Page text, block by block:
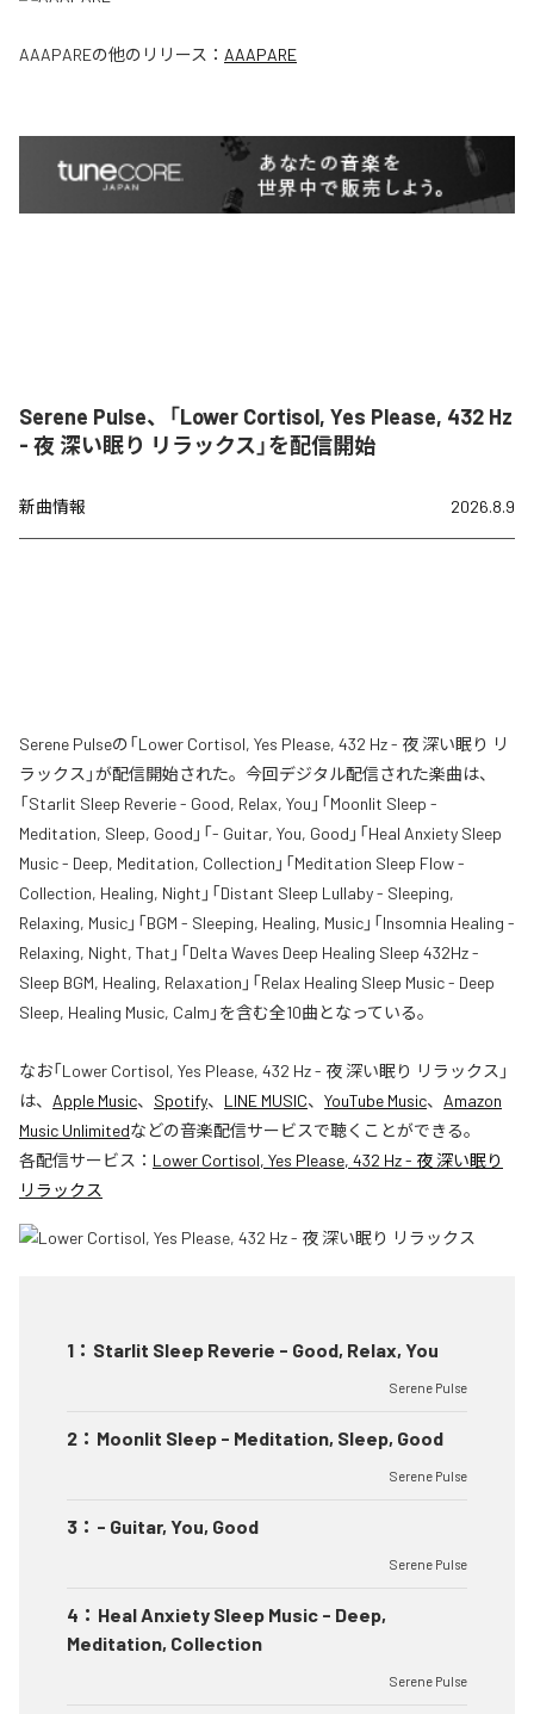
AAAPAREの他のリリース： AAAPARE
Serene Pulse、「Lower Cortisol, Yes Please, 432 Hz
- 夜 深い眠り リラックス」を配信開始
新曲情報 2026.8.9
Serene Pulseの「Lower Cortisol, Yes Please, 432 Hz - 夜 深い眠り リ
ラックス」が配信開始された。今回デジタル配信された楽曲は、
「Starlit Sleep Reverie - Good, Relax, You」「Moonlit Sleep -
Meditation, Sleep, Good」「- Guitar, You, Good」「Heal Anxiety Sleep
Music - Deep, Meditation, Collection」「Meditation Sleep Flow -
Collection, Healing, Night」「Distant Sleep Lullaby - Sleeping,
Relaxing, Music」「BGM - Sleeping, Healing, Music」「Insomnia Healing -
Relaxing, Night, That」「Delta Waves Deep Healing Sleep 432Hz -
Sleep BGM, Healing, Relaxation」「Relax Healing Sleep Music - Deep
Sleep, Healing Music, Calm」を含む全10曲となっている。
なお「Lower Cortisol, Yes Please, 432 Hz - 夜 深い眠り リラックス 」
は、 Apple Music、 Spotify、 LINE MUSIC、 YouTube Music、 Amazon
Music Unlimitedなどの音楽配信サービスで聴くことができる。
各配信サービス： Lower Cortisol, Yes Please, 432 Hz - 夜 深い眠り
リラックス
1 ： Starlit Sleep Reverie - Good, Relax, You
Serene Pulse
2 ： Moonlit Sleep - Meditation, Sleep, Good
Serene Pulse
3 ： - Guitar, You, Good
Serene Pulse
4 ： Heal Anxiety Sleep Music - Deep,
Meditation, Collection
Serene Pulse